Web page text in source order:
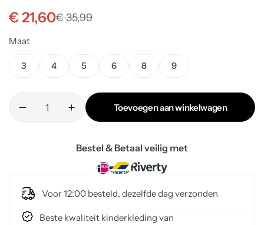
€35,99
€21,60
Maat
3 4 5 6 8 9
Toevoegen aan winkelwagen
Bestel & Betaal veilig met
Voor 12:00 besteld, dezelfde dag verzonden
Beste kwaliteit kinderkleding van